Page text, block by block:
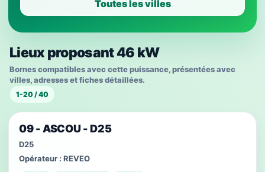
Toutes les villes
Lieux proposant 46 kW
Bornes compatibles avec cette puissance, présentées avec
villes, adresses et fiches détaillées.
1-20 / 40
09 - ASCOU - D25
D25
Opérateur : REVEO